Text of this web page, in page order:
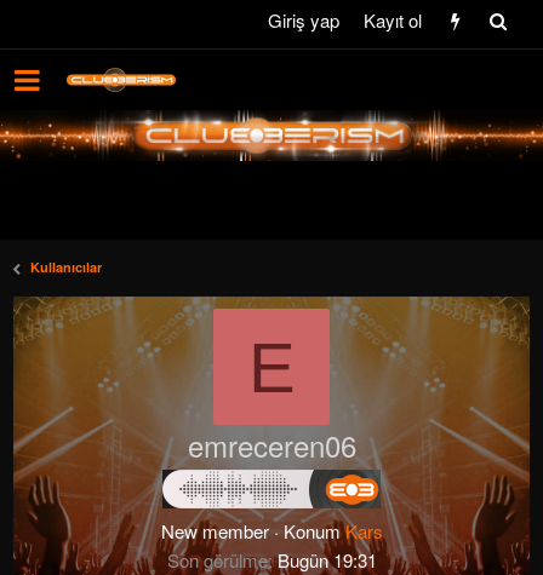
Giriş yap Kayıt ol
Kullanıcılar
E
emreceren06
New member · KonumKars
Son görülme Bugün 19:31